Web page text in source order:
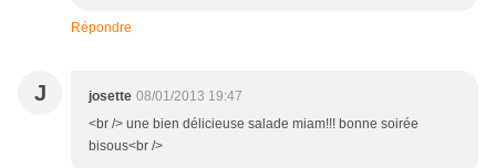
Répondre
J josette 08/01/2013 19:47
<br /> une bien délicieuse salade miam!!! bonne soirée
bisous<br />